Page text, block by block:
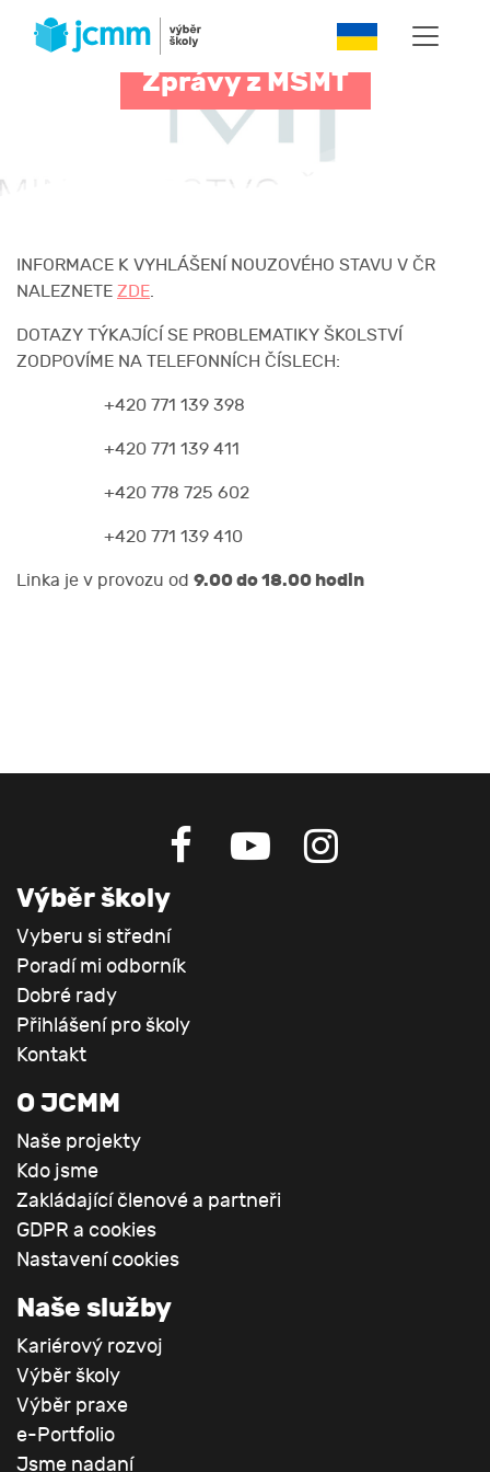
Zprávy z MŠMT
INFORMACE K VYHLÁŠENÍ NOUZOVÉHO STAVU V ČR
NALEZNETE ZDE.
DOTAZY TÝKAJÍCÍ SE PROBLEMATIKY ŠKOLSTVÍ
ZODPOVÍME NA TELEFONNÍCH ČÍSLECH:
+420 771 139 398
+420 771 139 411
+420 778 725 602
+420 771 139 410
Linka je v provozu od 9.00 do 18.00 hodin
Výběr školy
Vyberu si střední
Poradí mi odborník
Dobré rady
Přihlášení pro školy
Kontakt
O JCMM
Naše projekty
Kdo jsme
Zakládající členové a partneři
GDPR a cookies
Nastavení cookies
Naše služby
Kariérový rozvoj
Výběr školy
Výběr praxe
e-Portfolio
Jsme nadaní